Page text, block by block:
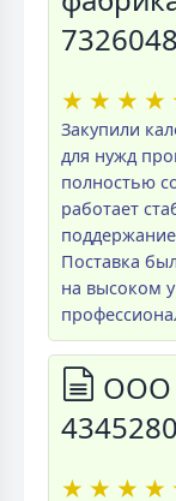
★ ★ ★ ★
Закупили
для нужд
полностью
работает
Поставка
на высоком
ООО
★ ★ ★ ★